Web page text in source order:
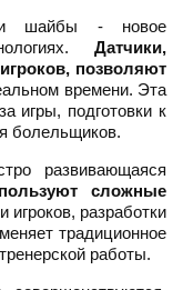
и шайбы - новое
Датчики,
позволяют
времени. Эта
игры, подготовки к
болельщиков.
развивающаяся
сложные
игроков, разработки
традиционное
работы.